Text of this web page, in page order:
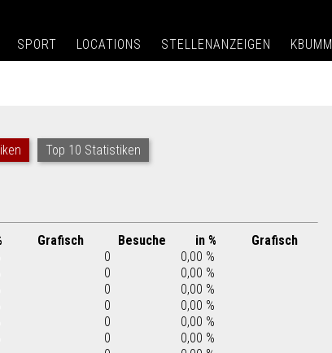
SPORT LOCATIONS STELLENANZEIGEN KBUMM
Top 10 Statistiken
Grafisch Besuche in %
Grafisch
0
0,00 %
0
0,00 %
0
0,00 %
0
0,00 %
0
0,00 %
0
0,00 %